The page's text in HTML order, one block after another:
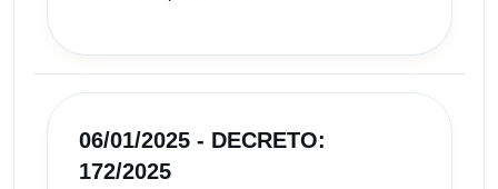
06/01/2025 - DECRETO:
172/2025